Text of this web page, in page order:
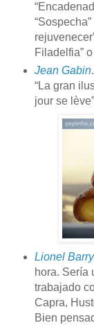
Filadelfia”
Jean Gabin
“La gran
jour se
Lionel
hora. Sería
trabajado
Capra,
Bien